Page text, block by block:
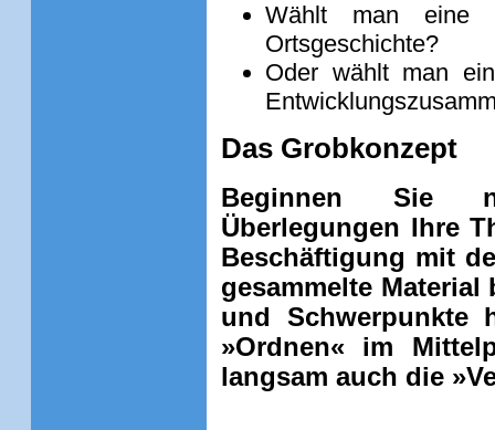
Wählt man eine
Ortsgeschichte?
Oder wählt man
Das Grobkonzept
Beginnen Sie
Überlegungen Ihre
Beschäftigung mit
gesammelte
und Schwerpunkte
»Ordnen« im
langsam auch die